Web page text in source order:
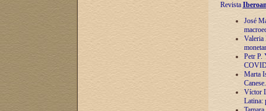
Revista
José
Valeria
Petr P.
Marta
Víctor
Latina: